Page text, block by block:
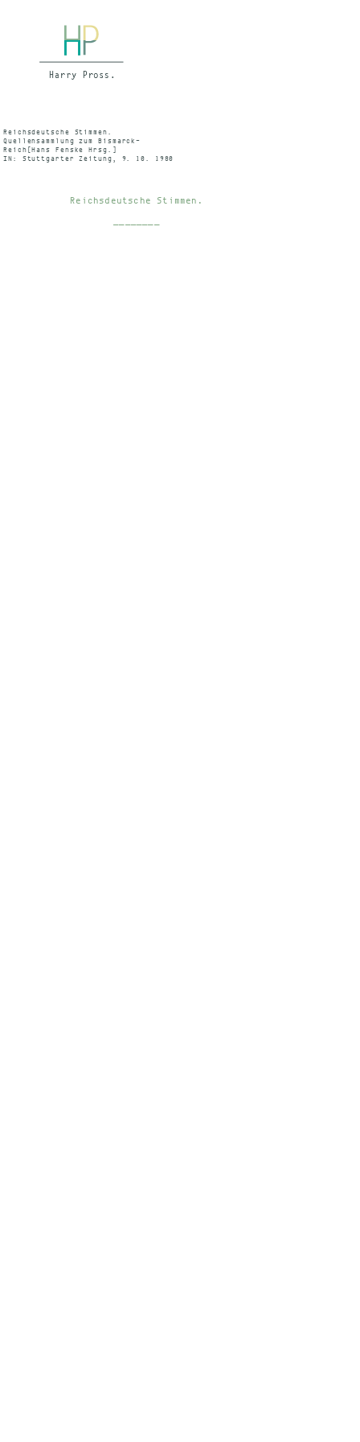
Reichsdeutsche Stimmen.
Quellensammlung zum Bismarck-
Reich[Hans Fenske Hrsg.]
IN: Stuttgarter Zeitung, 9. 10. 1980
Reichsdeutsche Stimmen.